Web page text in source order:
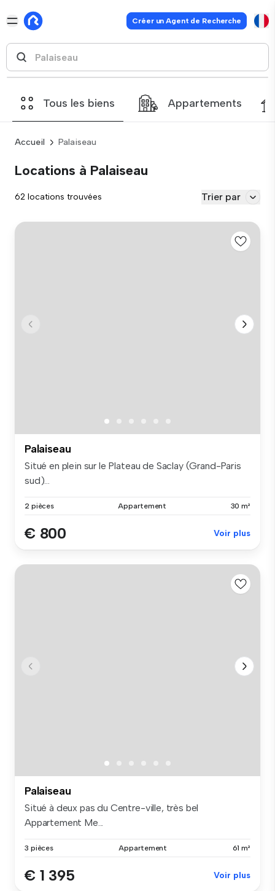
Créer un Agent de Recherche
Tous les biens Appartements
Accueil Palaiseau
Locations à Palaiseau
62 locations trouvées Trier par
Palaiseau
Situé en plein sur le Plateau de Saclay (Grand-Paris
sud)...
2 pièces Appartement 30 m²
€ 800 Voir plus
Palaiseau
Situé à deux pas du Centre-ville, très bel
Appartement Me...
3 pièces Appartement 61 m²
€ 1 395 Voir plus